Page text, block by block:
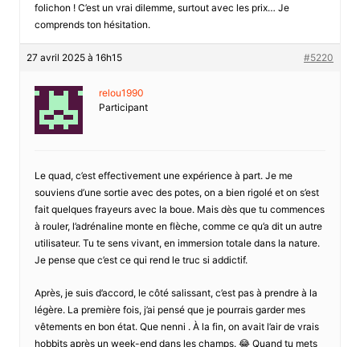
folichon ! C’est un vrai dilemme, surtout avec les prix… Je
comprends ton hésitation.
27 avril 2025 à 16h15 #5220
relou1990
Participant
Le quad, c’est effectivement une expérience à part. Je me
souviens d’une sortie avec des potes, on a bien rigolé et on s’est
fait quelques frayeurs avec la boue. Mais dès que tu commences
à rouler, l’adrénaline monte en flèche, comme ce qu’a dit un autre
utilisateur. Tu te sens vivant, en immersion totale dans la nature.
Je pense que c’est ce qui rend le truc si addictif.
Après, je suis d’accord, le côté salissant, c’est pas à prendre à la
légère. La première fois, j’ai pensé que je pourrais garder mes
vêtements en bon état. Que nenni . À la fin, on avait l’air de vrais
hobbits après un week-end dans les champs. 😂 Quand tu mets